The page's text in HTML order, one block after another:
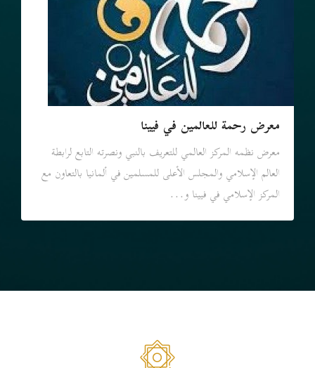
معرض رحمة للعالمين في فيينا
معرض نظمه المركز العالمي للتعريف بالنبي ونصرته التابع لرابطة
العالم الإسلامي والمجلس الأعلى للمسلمين في ألمانيا بالتعاون مع
المركز الإسلامي في فيينا و...